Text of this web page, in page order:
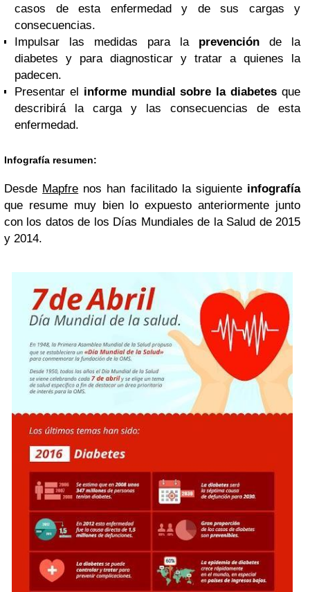
casos de esta enfermedad y de sus cargas y
consecuencias.
Impulsar las medidas para la prevención de la
diabetes y para diagnosticar y tratar a quienes la
padecen.
Presentar el informe mundial sobre la diabetes que
describirá la carga y las consecuencias de esta
enfermedad.
Infografía resumen:
Desde Mapfre nos han facilitado la siguiente infografía
que resume muy bien lo expuesto anteriormente junto
con los datos de los Días Mundiales de la Salud de 2015
y 2014.